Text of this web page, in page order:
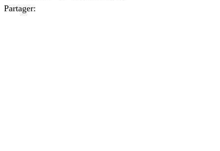
Partager: